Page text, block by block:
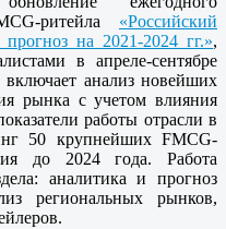
ритейла «Российский
на 2021-2024 гг.»,
в апреле-сентябре
анализ новейших
рынка с учетом влияния
работы отрасли в
50 крупнейших FMCG-
до 2024 года. Работа
аналитика и прогноз
региональных рынков,